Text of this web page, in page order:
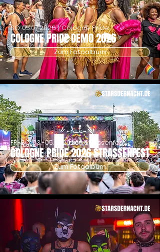
COLOGNE PRIDE DEMO 2026
SO05.07.2026| Cologne Pride
Zum Fotoalbum
COLOGNE PRIDE 2026 STRASSENFEST
FR-SO03.-05.07.2026| Strassenfest
Zum Fotoalbum